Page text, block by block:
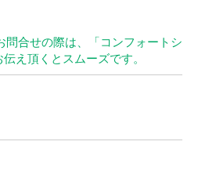
問合せの際は、「コンフォートシ
え頂くとスムーズです。